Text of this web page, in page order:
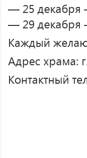
— 25 декабря
— 29 декабря
Каждый
Адрес храма:
Контактный